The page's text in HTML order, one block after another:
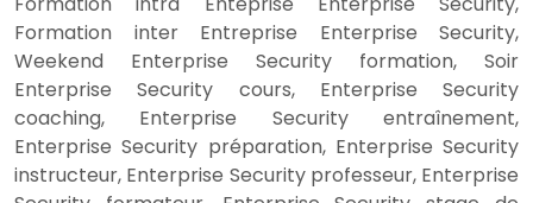
Formation inter Entreprise Enterprise Security,
Weekend Enterprise Security formation, Soir
Enterprise Security cours, Enterprise Security
coaching, Enterprise Security entraînement,
Enterprise Security préparation, Enterprise Security
instructeur, Enterprise Security professeur, Enterprise